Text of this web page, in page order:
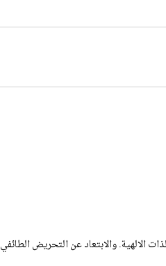
الالهية. والابتعاد عن التحريض الطائفي